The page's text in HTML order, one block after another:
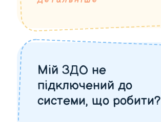
Мій ЗДО не
підключений до
системи, що робити?